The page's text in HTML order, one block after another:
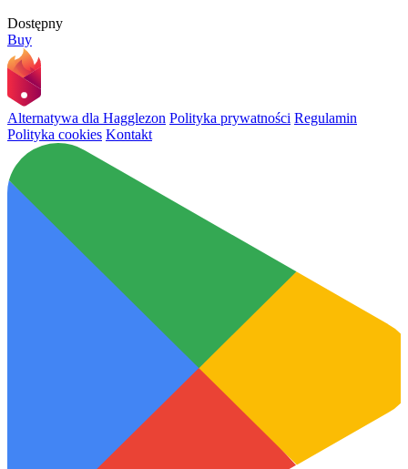
Dostępny
Buy
Alternatywa dla Hagglezon Polityka prywatności Regulamin
Polityka cookies Kontakt